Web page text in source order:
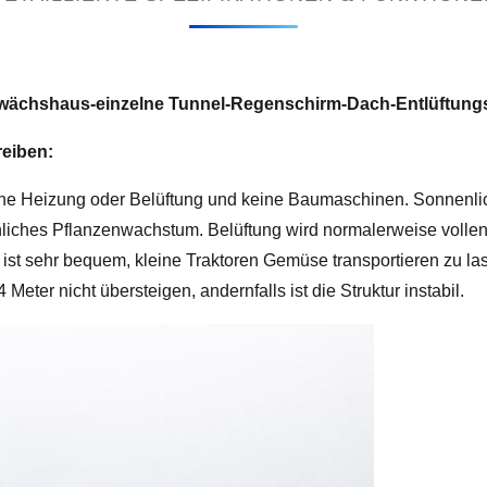
einzelne Tunnel-Regenschirm-Dach-
Heizung oder Belüftung und keine Baumaschinen.
Pflanzenwachstum. Belüftung wird normalerweise
sehr bequem, kleine Traktoren Gemüse transportieren zu
nicht übersteigen, andernfalls ist die Struktur instabil.